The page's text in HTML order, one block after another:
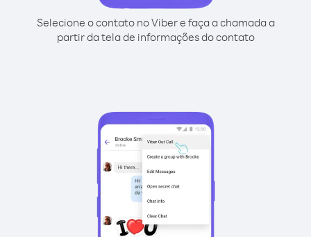
Selecione o contato no Viber e faça a chamada a
partir da tela de informações do contato